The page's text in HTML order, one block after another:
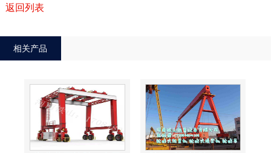
返回列表
相关产品